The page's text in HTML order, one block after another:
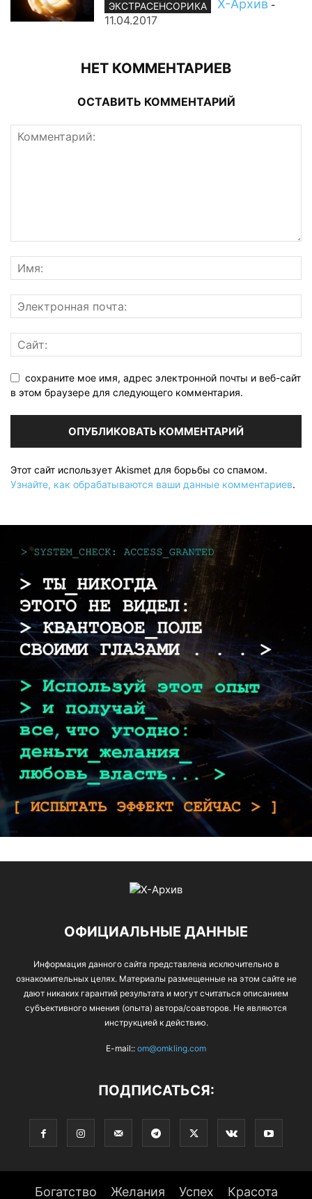
ЭКСТРАСЕНСОРИКА Х-Архив -
11.04.2017
НЕТ КОММЕНТАРИЕВ
ОСТАВИТЬ КОММЕНТАРИЙ
сохраните мое имя, адрес электронной почты и веб-сайт
в этом браузере для следующего комментария.
Этот сайт использует Akismet для борьбы со спамом.
Узнайте, как обрабатываются ваши данные комментариев.
ОФИЦИАЛЬНЫЕ ДАННЫЕ
Информация данного сайта представлена исключительно в
ознакомительных целях. Материалы размещенные на этом сайте не
дают никаких гарантий результата и могут считаться описанием
субъективного мнения (опыта) автора/соавторов. Не являются
инструкцией к действию.
E-mail:: om@omkling.com
ПОДПИСАТЬСЯ:
Богатство Желания Успех Красота